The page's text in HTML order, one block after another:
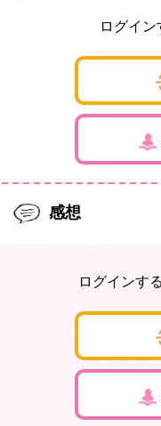
ログイ
感想
ログインす